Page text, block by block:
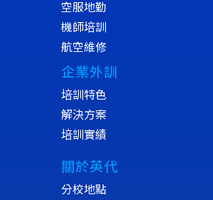
空服地勤
機師培訓
航空維修
企業外訓
培訓特色
解決方案
培訓實績
關於英代
分校地點